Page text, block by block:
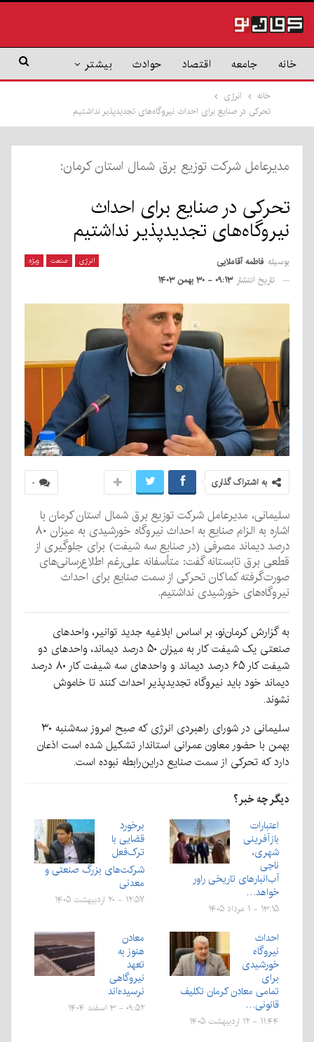
خانه جامعه اقتصاد حوادث بیشتر
خانه
انرژی
تحرکی در صنایع برای احداث نیروگاه‌های تجدیدپذیر نداشتیم
مدیرعامل شرکت توزیع برق شمال استان کرمان:
تحرکی در صنایع برای احداث
نیروگاه‌های تجدیدپذیر نداشتیم
انرژی صنعت ویژه بوسیله فاطمه آقاملایی
تاریخ انتشار ۰۹:۱۳ - ۳۰ بهمن ۱۴۰۳
۰ به اشتراک گذاری
سلیمانی، مدیرعامل شرکت توزیع برق شمال استان کرمان با
اشاره به الزام صنایع به احداث نیروگاه خورشیدی به میزان ۸۰
درصد دیماند مصرفی (در صنایع سه شیفت) برای جلوگیری از
قطعی برق تابستانه گفت: متأسفانه علی‌رغم اطلاع‌رسانی‌های
صورت‌گرفته کماکان تحرکی از سمت صنایع برای احداث
نیروگاه‌های خورشیدی نداشتیم.
به گزارش کرمان‌نو، بر اساس ابلاغیه جدید توانیر، واحدهای
صنعتی یک شیفت کار به میزان ۵۰ درصد دیماند، واحدهای دو
شیفت کار ۶۵ درصد دیماند و واحدهای سه شیفت کار ۸۰ درصد
دیماند خود باید نیروگاه تجدیدپذیر احداث کنند تا خاموش
نشوند.
سلیمانی در شورای راهبردی انرژی که صبح امروز سه‌شنبه ۳۰
بهمن با حضور معاون عمرانی استاندار تشکیل شده است اذعان
دارد که تحرکی از سمت صنایع دراین‌رابطه نبوده است.
دیگر چه خبر؟
اعتبارات
بازآفرینی
شهری،
ناجی
آب‌انبارهای تاریخی راور
خواهد…
۱۳:۱۵ - ۱ مرداد ۱۴۰۵
برخورد
قضایی با
ترک‌فعل
شرکت‌های بزرگ صنعتی و
معدنی
۱۲:۵۷ - ۲۰ اردیبهشت ۱۴۰۵
احداث
نیروگاه
خورشیدی
برای
تمامی معادن کرمان تکلیف
قانونی…
۱۱:۴۴ - ۱۲ اردیبهشت ۱۴۰۵
معادن
هنوز به
تعهد
نیروگاهی
نرسیده‌اند
۰۹:۵۲ - ۳ اسفند ۱۴۰۴